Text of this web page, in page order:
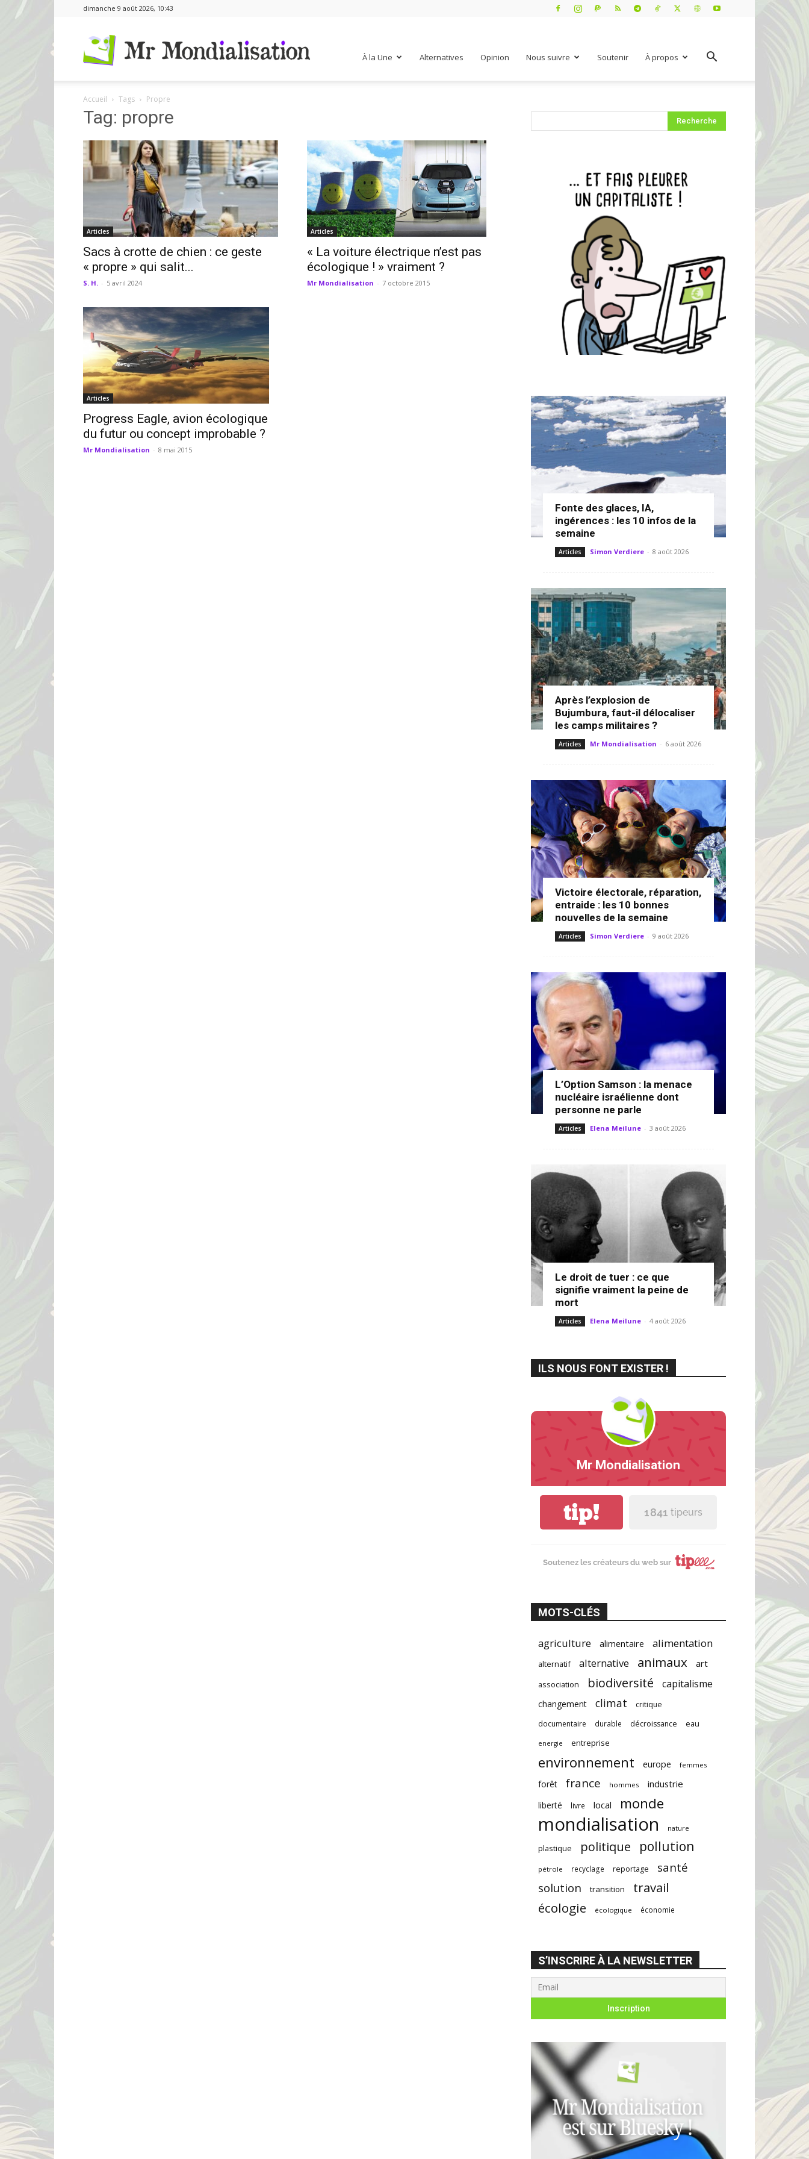
dimanche 9 août 2026, 10:43
À la Une Alternatives Opinion Nous suivre Soutenir À propos
Accueil Tags Propre
Tag: propre
Articles
Sacs à crotte de chien : ce geste
« propre » qui salit...
S. H. - 5 avril 2024
Articles
« La voiture électrique n’est pas
écologique ! » vraiment ?
Mr Mondialisation - 7 octobre 2015
Articles
Progress Eagle, avion écologique
du futur ou concept improbable ?
Mr Mondialisation - 8 mai 2015
Fonte des glaces, IA,
ingérences : les 10 infos de la
semaine
Articles Simon Verdiere - 8 août 2026
Après l’explosion de
Bujumbura, faut-il délocaliser
les camps militaires ?
Articles Mr Mondialisation - 6 août 2026
Victoire électorale, réparation,
entraide : les 10 bonnes
nouvelles de la semaine
Articles Simon Verdiere - 9 août 2026
L’Option Samson : la menace
nucléaire israélienne dont
personne ne parle
Articles Elena Meilune - 3 août 2026
Le droit de tuer : ce que
signifie vraiment la peine de
mort
Articles Elena Meilune - 4 août 2026
ILS NOUS FONT EXISTER !
Mr Mondialisation
tip! 1 841 tipeurs
Soutenez les créateurs du web sur
MOTS-CLÉS
agriculture alimentaire alimentation
alternatif alternative animaux art
association biodiversité capitalisme
changement climat
critique
documentaire
durable décroissance eau
energie entreprise
environnement europe femmes
forêt france hommes industrie
liberté livre local monde
mondialisation nature
plastique politique pollution
pétrole recyclage reportage
santé
solution
transition
travail
écologie
écologique économie
S’INSCRIRE À LA NEWSLETTER